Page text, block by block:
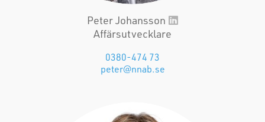
Peter Johansson
Affärsutvecklare
0380-474 73
peter@nnab.se